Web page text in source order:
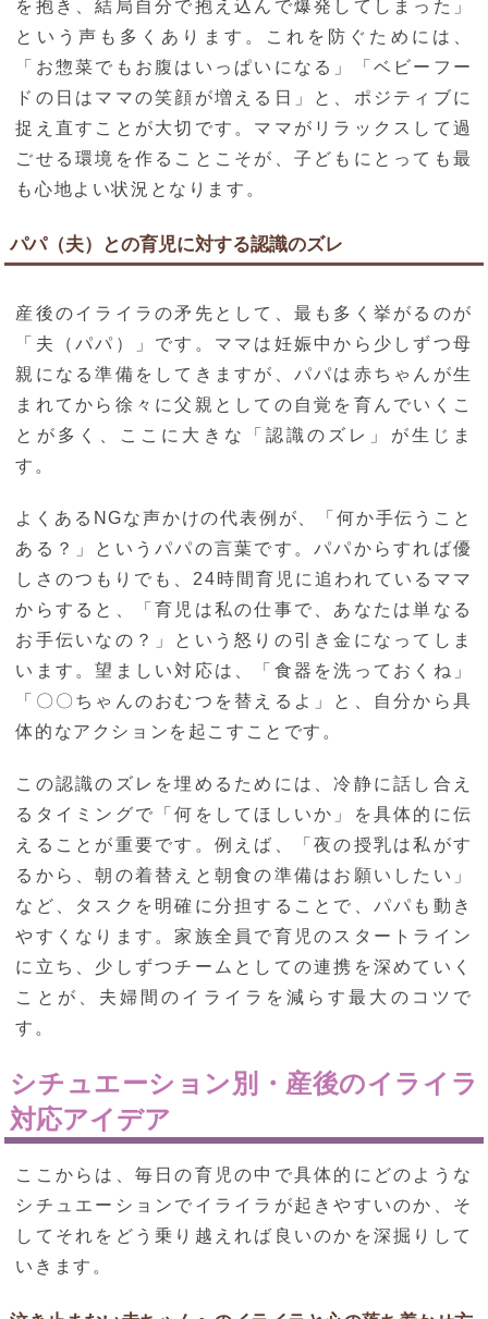
を抱き、結局自分で抱え込んで爆発してしまった」
という声も多くあります。これを防ぐためには、
「お惣菜でもお腹はいっぱいになる」「ベビーフー
ドの日はママの笑顔が増える日」と、ポジティブに
捉え直すことが大切です。ママがリラックスして過
ごせる環境を作ることこそが、子どもにとっても最
も心地よい状況となります。
パパ（夫）との育児に対する認識のズレ
産後のイライラの矛先として、最も多く挙がるのが
「夫（パパ）」です。ママは妊娠中から少しずつ母
親になる準備をしてきますが、パパは赤ちゃんが生
まれてから徐々に父親としての自覚を育んでいくこ
とが多く、ここに大きな「認識のズレ」が生じま
す。
よくあるNGな声かけの代表例が、「何か手伝うこと
ある？」というパパの言葉です。パパからすれば優
しさのつもりでも、24時間育児に追われているママ
からすると、「育児は私の仕事で、あなたは単なる
お手伝いなの？」という怒りの引き金になってしま
います。望ましい対応は、「食器を洗っておくね」
「〇〇ちゃんのおむつを替えるよ」と、自分から具
体的なアクションを起こすことです。
この認識のズレを埋めるためには、冷静に話し合え
るタイミングで「何をしてほしいか」を具体的に伝
えることが重要です。例えば、「夜の授乳は私がす
るから、朝の着替えと朝食の準備はお願いしたい」
など、タスクを明確に分担することで、パパも動き
やすくなります。家族全員で育児のスタートライン
に立ち、少しずつチームとしての連携を深めていく
ことが、夫婦間のイライラを減らす最大のコツで
す。
シチュエーション別・産後のイライラ
対応アイデア
ここからは、毎日の育児の中で具体的にどのような
シチュエーションでイライラが起きやすいのか、そ
してそれをどう乗り越えれば良いのかを深掘りして
いきます。